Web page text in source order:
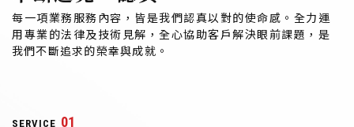
每一項業務服務內容，皆是我們認真以對的使命感。全力運
用專業的法律及技術見解，全心協助客戶解決眼前課題，是
我們不斷追求的榮幸與成就。
SERVICE 01